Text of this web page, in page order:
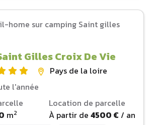
Gilles Croix De Vie
Pays de la loire
l'année
m2
Location de parcelle
À partir de 4500 € / an